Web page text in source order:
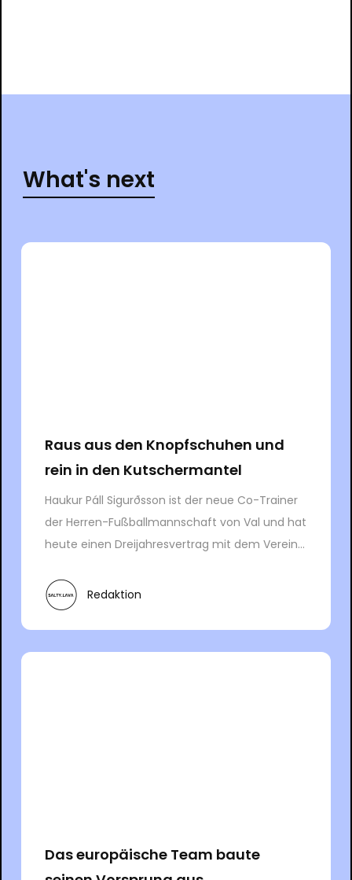
What's next
Raus aus den Knopfschuhen und
rein in den Kutschermantel
Haukur Páll Sigurðsson ist der neue Co-Trainer
der Herren-Fußballmannschaft von Val und hat
heute einen Dreijahresvertrag mit dem Verein...
Redaktion
Das europäische Team baute